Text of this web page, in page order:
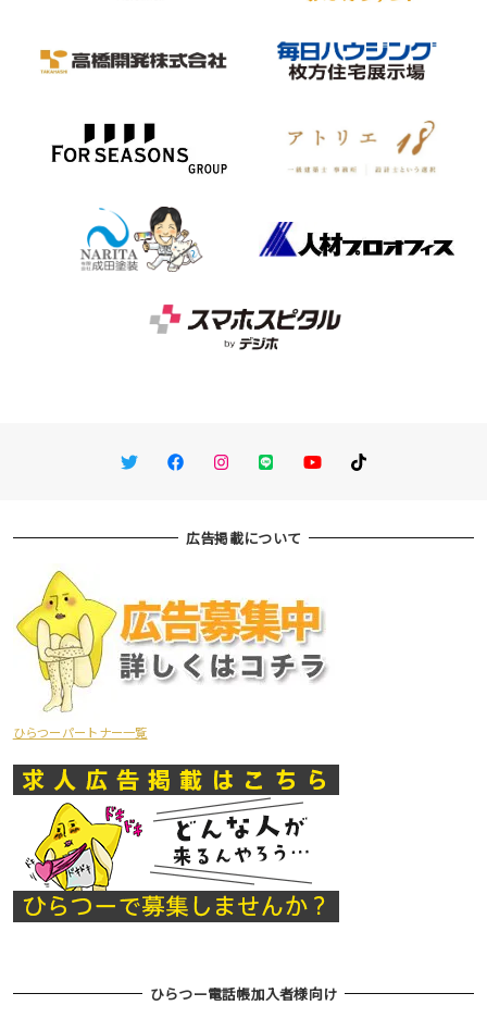
TwitterFacebookInstagram
LINE You TubeTikTok
広告掲載について
ひらつーパートナー一覧
ひらつー電話帳加入者様向け